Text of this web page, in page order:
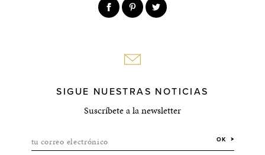
SIGUE NUESTRAS NOTICIAS
Suscríbete a la newsletter
tu correo electrónico OK